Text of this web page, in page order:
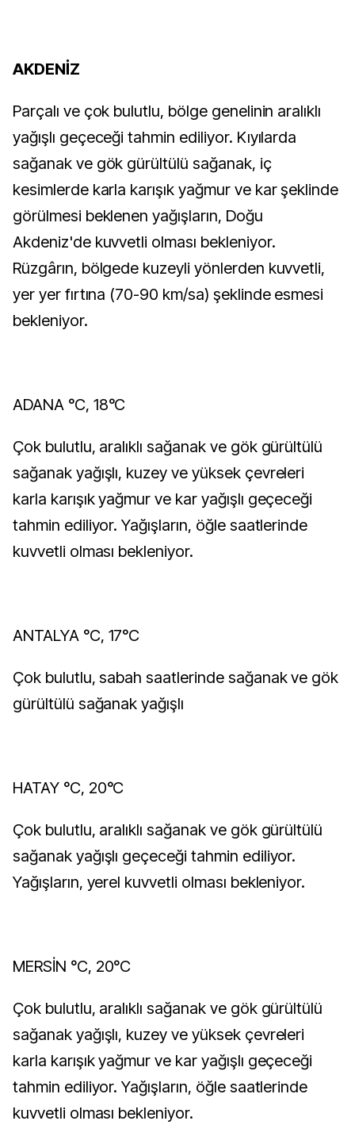
AKDENİZ
Parçalı ve çok bulutlu, bölge genelinin aralıklı
yağışlı geçeceği tahmin ediliyor. Kıyılarda
sağanak ve gök gürültülü sağanak, iç
kesimlerde karla karışık yağmur ve kar şeklinde
görülmesi beklenen yağışların, Doğu
Akdeniz'de kuvvetli olması bekleniyor.
Rüzgârın, bölgede kuzeyli yönlerden kuvvetli,
yer yer fırtına (70-90 km/sa) şeklinde esmesi
bekleniyor.
ADANA °C, 18°C
Çok bulutlu, aralıklı sağanak ve gök gürültülü
sağanak yağışlı, kuzey ve yüksek çevreleri
karla karışık yağmur ve kar yağışlı geçeceği
tahmin ediliyor. Yağışların, öğle saatlerinde
kuvvetli olması bekleniyor.
ANTALYA °C, 17°C
Çok bulutlu, sabah saatlerinde sağanak ve gök
gürültülü sağanak yağışlı
HATAY °C, 20°C
Çok bulutlu, aralıklı sağanak ve gök gürültülü
sağanak yağışlı geçeceği tahmin ediliyor.
Yağışların, yerel kuvvetli olması bekleniyor.
MERSİN °C, 20°C
Çok bulutlu, aralıklı sağanak ve gök gürültülü
sağanak yağışlı, kuzey ve yüksek çevreleri
karla karışık yağmur ve kar yağışlı geçeceği
tahmin ediliyor. Yağışların, öğle saatlerinde
kuvvetli olması bekleniyor.